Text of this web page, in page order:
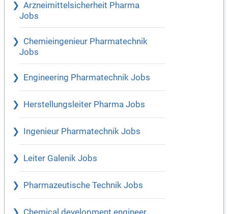
Arzneimittelsicherheit Pharma
Jobs
Chemieingenieur Pharmatechnik
Jobs
Engineering Pharmatechnik Jobs
Herstellungsleiter Pharma Jobs
Ingenieur Pharmatechnik Jobs
Leiter Galenik Jobs
Pharmazeutische Technik Jobs